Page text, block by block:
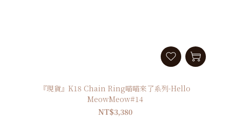
『現貨』K18 Chain Ring喵喵來了系列-Hello
MeowMeow#14
NT$3,380